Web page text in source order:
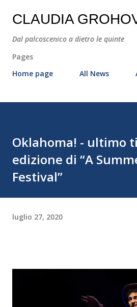
Passa ai contenuti
CLAUDIA
Dal palcoscenico a dietro le quinte
Pages
Home page
All News
Oklahoma! - ultimo
edizione di “A
Festival”
luglio 27, 2020